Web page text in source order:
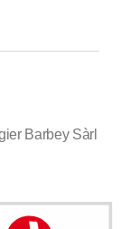
Barbey Sàrl